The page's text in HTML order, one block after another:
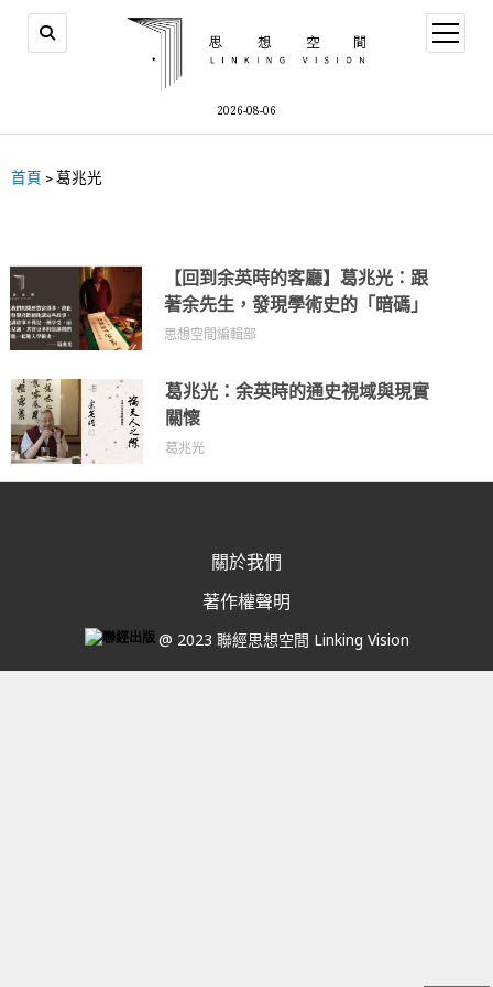
2026-08-06
首頁 >葛兆光
【回到余英時的客廳】葛兆光：跟
著余先生，發現學術史的「暗碼」
思想空間編輯部
葛兆光：余英時的通史視域與現實
關懷
葛兆光
關於我們
著作權聲明
@ 2023 聯經思想空間 Linking Vision